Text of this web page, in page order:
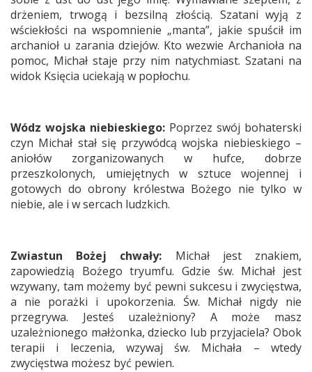
drżeniem, trwogą i bezsilną złością. Szatani wyją z
wściekłości na wspomnienie „manta”, jakie spuścił im
archanioł u zarania dziejów. Kto wezwie Archanioła na
pomoc, Michał staje przy nim natychmiast. Szatani na
widok Księcia uciekają w popłochu.
Wódz wojska niebieskiego: Poprzez swój bohaterski
czyn Michał stał się przywódcą wojska niebieskiego –
aniołów zorganizowanych w hufce, dobrze
przeszkolonych, umiejętnych w sztuce wojennej i
gotowych do obrony królestwa Bożego nie tylko w
niebie, ale i w sercach ludzkich.
Zwiastun Bożej chwały: Michał jest znakiem,
zapowiedzią Bożego tryumfu. Gdzie św. Michał jest
wzywany, tam możemy być pewni sukcesu i zwycięstwa,
a nie porażki i upokorzenia. Św. Michał nigdy nie
przegrywa. Jesteś uzależniony? A może masz
uzależnionego małżonka, dziecko lub przyjaciela? Obok
terapii i leczenia, wzywaj św. Michała – wtedy
zwycięstwa możesz być pewien.